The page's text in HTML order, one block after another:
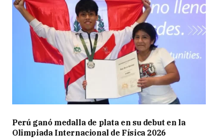
Perú ganó medalla de plata en su debut en la
Olimpiada Internacional de Física 2026